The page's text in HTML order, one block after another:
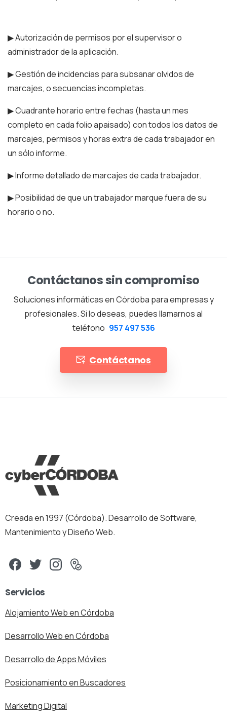
▶ Autorización de permisos por el supervisor o
administrador de la aplicación.
▶ Gestión de incidencias para subsanar olvidos de
marcajes, o secuencias incompletas.
▶ Cuadrante horario entre fechas (hasta un mes
completo en cada folio apaisado) con todos los datos de
marcajes, permisos y horas extra de cada trabajador en
un sólo informe.
▶ Informe detallado de marcajes de cada trabajador.
▶ Posibilidad de que un trabajador marque fuera de su
horario o no.
Contáctanos sin compromiso
Soluciones informáticas en Córdoba para empresas y
profesionales. Si lo deseas, puedes llamarnos al
teléfono 957 497 536
Contáctanos
Creada en 1997 (Córdoba). Desarrollo de Software,
Mantenimiento y Diseño Web.
Servicios
Alojamiento Web en Córdoba
Desarrollo Web en Córdoba
Desarrollo de Apps Móviles
Posicionamiento en Buscadores
Marketing Digital